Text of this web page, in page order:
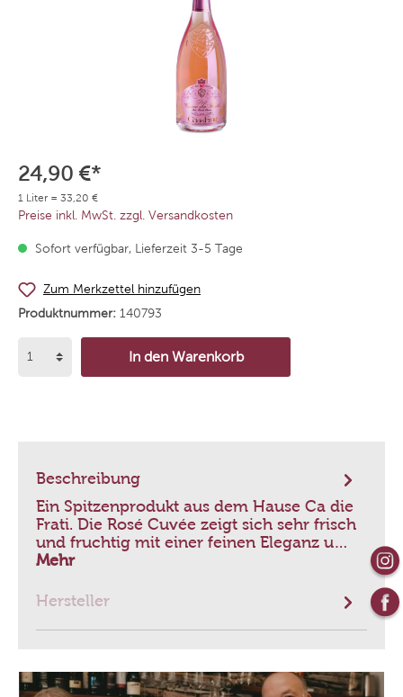
24,90 €*
1 Liter = 33,20 €
Preise inkl. MwSt. zzgl. Versandkosten
Sofort verfügbar, Lieferzeit 3-5 Tage
Zum Merkzettel hinzufügen
Produktnummer: 140793
In den Warenkorb
Beschreibung
Ein Spitzenprodukt aus dem Hause Ca die
Frati. Die Rosé Cuvée zeigt sich sehr frisch
und fruchtig mit einer feinen Eleganz u…
Mehr
Hersteller